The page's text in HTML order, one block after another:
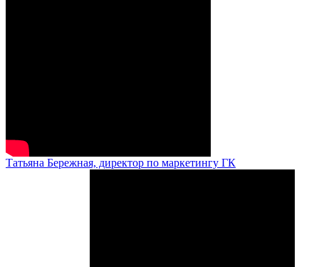
Татьяна Бережная, директор по маркетингу ГК